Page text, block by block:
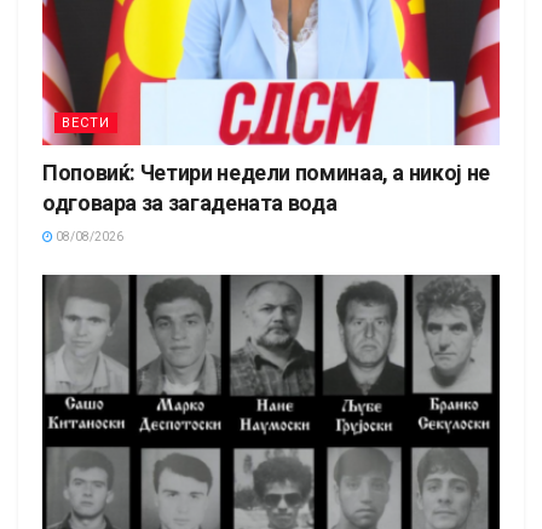
ВЕСТИ
Поповиќ: Четири недели поминаа, а никој не
одговара за загадената вода
08/08/2026